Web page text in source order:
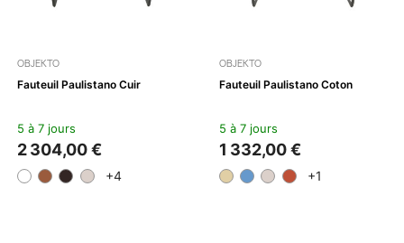
OBJEKTO
Fauteuil Paulistano Cuir
5 à 7 jours
2 304,00 €
+4
OBJEKTO
Fauteuil Paulistano Coton
5 à 7 jours
1 332,00 €
+1